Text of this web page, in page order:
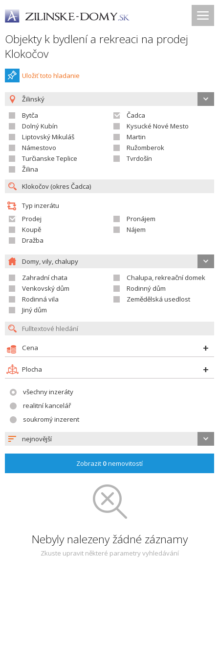
Objekty k bydlení a rekreaci na prodej
Klokočov
Uložiť toto hladanie
Žilinský
Bytča
Čadca
Dolný Kubín
Kysucké Nové Mesto
Liptovský Mikuláš
Martin
Námestovo
Ružomberok
Turčianske Teplice
Tvrdošín
Žilina
Typ inzerátu
Prodej
Pronájem
Koupě
Nájem
Dražba
Domy, vily, chalupy
Zahradní chata
Chalupa, rekreační domek
Venkovský dům
Rodinný dům
Rodinná vila
Zemědělská usedlost
Jiný dům
Cena
Plocha
všechny inzeráty
realitní kancelář
soukromý inzerent
nejnovější
Zobrazit 0nemovitostí
Nebyly nalezeny žádné záznamy
Zkuste upravit některé parametry vyhledávání